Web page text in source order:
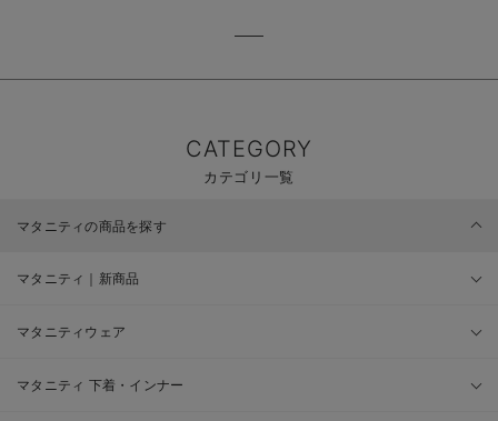
CATEGORY
カテゴリ一覧
マタニティの商品を探す
マタニティ｜新商品
マタニティウェア
マタニティ 下着・インナー